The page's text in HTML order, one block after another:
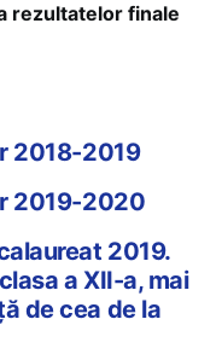
rezultatelor finale
2018-2019
2019-2020
2019.
a XII-a, mai
de cea de la